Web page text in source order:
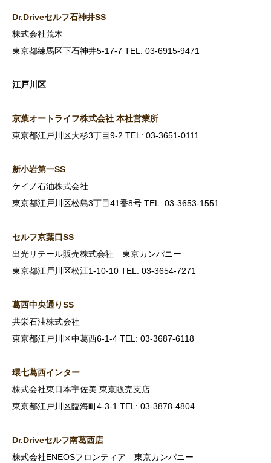
Dr.Driveセルフ石神井SS
株式会社荒木
東京都練馬区下石神井5-17-7 TEL: 03-6915-9471
江戸川区
京葉オートライフ株式会社 本社営業所
東京都江戸川区大杉3丁目9-2 TEL: 03-3651-0111
新小岩第一SS
ケイノ石油株式会社
東京都江戸川区松島3丁目41番8号 TEL: 03-3653-1551
セルフ京葉口SS
出光リテール販売株式会社 東京カンパニー
東京都江戸川区松江1-10-10 TEL: 03-3654-7271
葛西中央通りSS
共栄石油株式会社
東京都江戸川区中葛西6-1-4 TEL: 03-3687-6118
環七葛西インター
株式会社東日本宇佐美 東京販売支店
東京都江戸川区臨海町4-3-1 TEL: 03-3878-4804
Dr.Driveセルフ南葛西店
株式会社ENEOSフロンティア 東京カンパニー